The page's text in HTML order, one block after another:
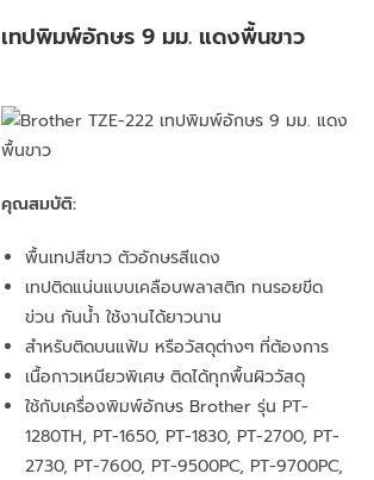
เทปพิมพ์อักษร 9 มม. แดงพื้นขาว
คุณสมบัติ:
พื้นเทปสีขาว ตัวอักษรสีแดง
เทปติดแน่นแบบเคลือบพลาสติก ทนรอยขีด
ข่วน กันน้ำ ใช้งานได้ยาวนาน
สำหรับติดบนแฟ้ม หรือวัสดุต่างๆ ที่ต้องการ
เนื้อกาวเหนียวพิเศษ ติดได้ทุกพื้นผิววัสดุ
ใช้กับเครื่องพิมพ์อักษร Brother รุ่น PT-
1280TH, PT-1650, PT-1830, PT-2700, PT-
2730, PT-7600, PT-9500PC, PT-9700PC,